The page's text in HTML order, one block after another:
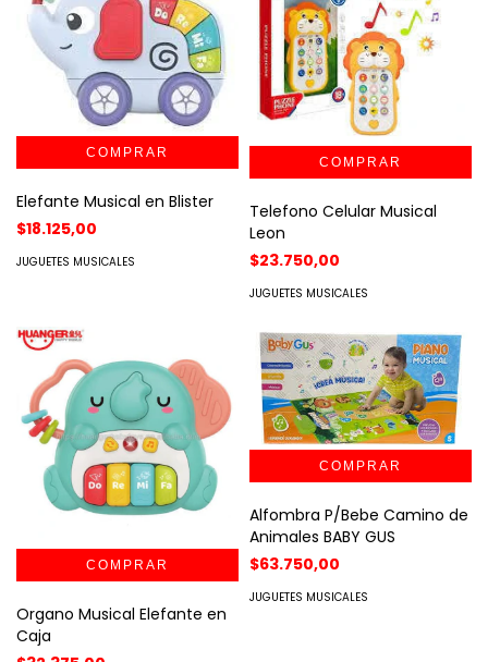
Elefante Musical en Blister
$18.125,00
JUGUETES MUSICALES
Telefono Celular Musical
Leon
$23.750,00
JUGUETES MUSICALES
Organo Musical Elefante en
Caja
Alfombra P/Bebe Camino de
Animales BABY GUS
$63.750,00
JUGUETES MUSICALES